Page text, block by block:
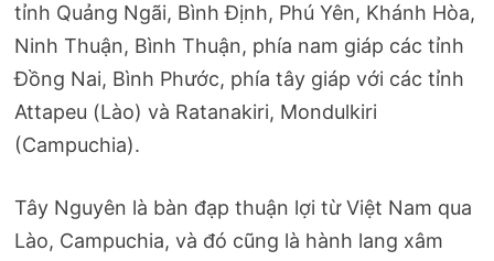
tỉnh Quảng Ngãi, Bình Định, Phú Yên, Khánh Hòa,
Ninh Thuận, Bình Thuận, phía nam giáp các tỉnh
Đồng Nai, Bình Phước, phía tây giáp với các tỉnh
Attapeu (Lào) và Ratanakiri, Mondulkiri
(Campuchia).
Tây Nguyên là bàn đạp thuận lợi từ Việt Nam qua
Lào, Campuchia, và đó cũng là hành lang xâm